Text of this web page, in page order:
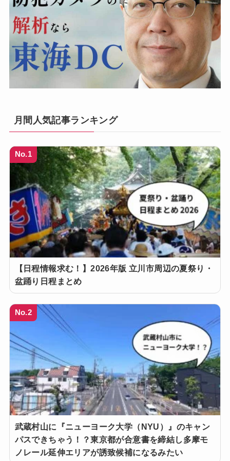
月間人気記事ランキング
No.1
【日程情報求む！】2026年版 立川市周辺の夏祭り・
盆踊り日程まとめ
No.2
武蔵村山に『ニューヨーク大学（NYU）』のキャン
パスできちゃう！？東京都が合意書を締結し多摩モ
ノレール延伸エリアが誘致候補になるみたい